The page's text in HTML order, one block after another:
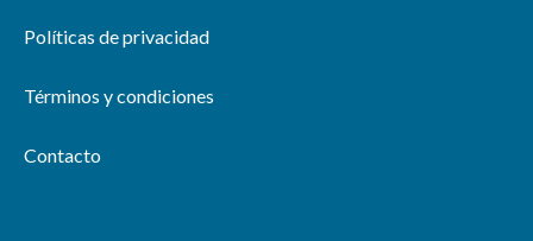
Políticas de privacidad
Términos y condiciones
Contacto